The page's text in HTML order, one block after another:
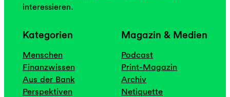
interessieren.
Kategorien
Menschen
Finanzwissen
Aus der Bank
Perspektiven
Magazin & Medien
Podcast
Print-Magazin
Archiv
Netiquette